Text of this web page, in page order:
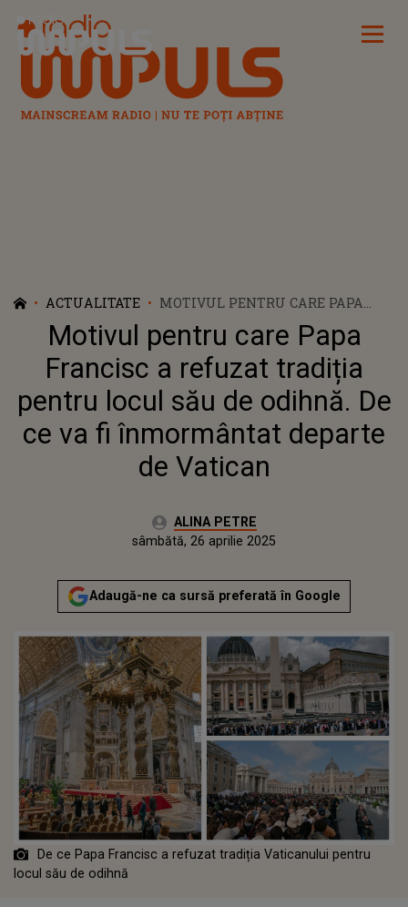
Radio Impuls
ACTUALITATE
MOTIVUL PENTRU CARE PAPA
FRANCISC A REFUZAT TRADIȚIA
PENTRU LOCUL SĂU DE ODIHNĂ.
DE CE VA FI ÎNMORMÂNTAT
DEPARTE DE VATICAN
Motivul pentru care Papa
Francisc a refuzat tradiția
pentru locul său de odihnă. De
ce va fi înmormântat departe
de Vatican
Autor:ALINA PETRE
Publicat:
sâmbătă, 26 aprilie 2025
Adaugă-ne ca sursă preferată în Google
De ce Papa Francisc a refuzat tradiția Vaticanului pentru
locul său de odihnă